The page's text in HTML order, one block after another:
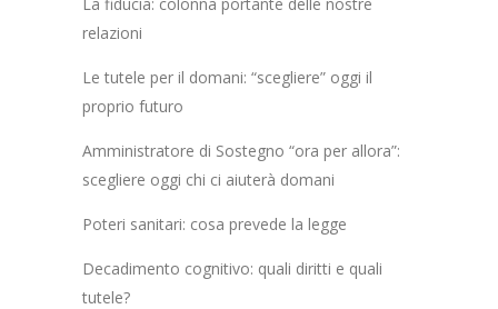
relazioni
Le tutele per il domani: “scegliere” oggi il
proprio futuro
Amministratore di Sostegno “ora per allora”:
scegliere oggi chi ci aiuterà domani
Poteri sanitari: cosa prevede la legge
Decadimento cognitivo: quali diritti e quali
tutele?